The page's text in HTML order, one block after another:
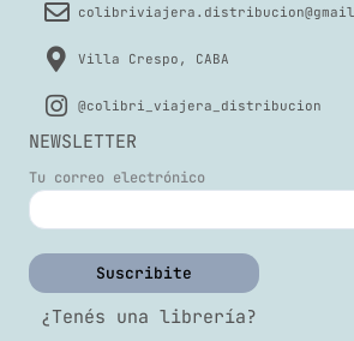
Villa Crespo, CABA
@colibri_viajera_distribucion
NEWSLETTER
Tu correo electrónico
¿Tenés una librería?